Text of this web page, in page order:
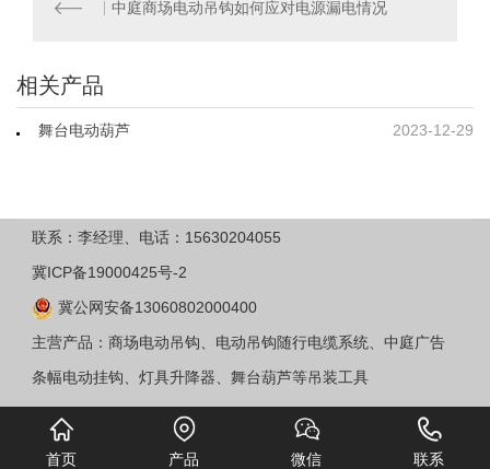
中庭商场电动吊钩如何应对电源漏电情况
相关产品
2023-12-29
舞台电动葫芦
联系：李经理、电话：15630204055
冀ICP备19000425号-2
冀公网安备13060802000400
主营产品：商场电动吊钩、电动吊钩随行电缆系统、中庭广告
条幅电动挂钩、灯具升降器、舞台葫芦等吊装工具
首页 产品 微信 联系